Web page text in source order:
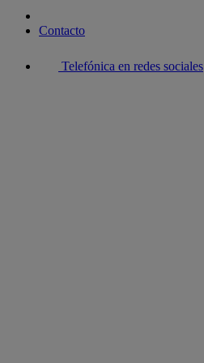
Contacto
Telefónica en redes sociales